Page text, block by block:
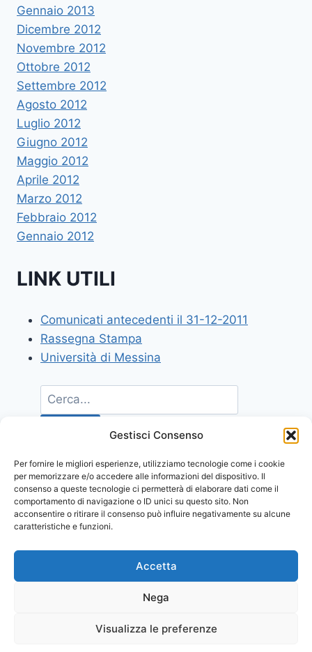
Gestisci Consenso
Per fornire le migliori esperienze, utilizziamo tecnologie come i cookie
per memorizzare e/o accedere alle informazioni del dispositivo. Il
consenso a queste tecnologie ci permetterà di elaborare dati come il
comportamento di navigazione o ID unici su questo sito. Non
acconsentire o ritirare il consenso può influire negativamente su alcune
caratteristiche e funzioni.
Accetta
Nega
Visualizza le preferenze
Gennaio 2013
Dicembre 2012
Novembre 2012
Ottobre 2012
Settembre 2012
Agosto 2012
Luglio 2012
Giugno 2012
Maggio 2012
Aprile 2012
Marzo 2012
Febbraio 2012
Gennaio 2012
LINK UTILI
Comunicati antecedenti il 31-12-2011
Rassegna Stampa
Università di Messina
© 2026 Comunicati Stampa | Powered by